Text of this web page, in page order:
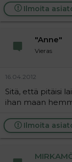
Ilmoita
"Anne"
Vieras
16.04.2012
Sitä, että pitäisi
ihan maan
Ilmoita